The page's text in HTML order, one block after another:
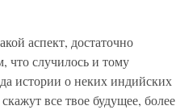
аспект, достаточно
что случилось и тому
истории о неких индийских
все твое будущее, более